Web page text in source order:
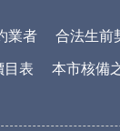
業者 合法生前
目表 本市核備